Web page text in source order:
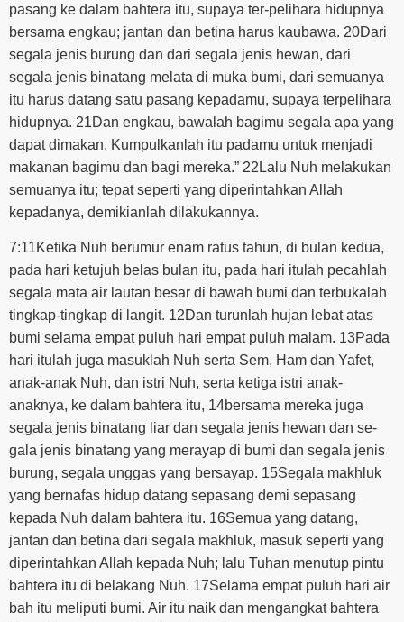
pasang ke dalam bahtera itu, supaya ter-pelihara hidupnya
bersama engkau; jantan dan betina harus kaubawa. 20Dari
segala jenis burung dan dari segala jenis hewan, dari
segala jenis binatang melata di muka bumi, dari semuanya
itu harus datang satu pasang kepadamu, supaya terpelihara
hidupnya. 21Dan engkau, bawalah bagimu segala apa yang
dapat dimakan. Kumpulkanlah itu padamu untuk menjadi
makanan bagimu dan bagi mereka.” 22Lalu Nuh melakukan
semuanya itu; tepat seperti yang diperintahkan Allah
kepadanya, demikianlah dilakukannya.
7:11Ketika Nuh berumur enam ratus tahun, di bulan kedua,
pada hari ketujuh belas bulan itu, pada hari itulah pecahlah
segala mata air lautan besar di bawah bumi dan terbukalah
tingkap-tingkap di langit. 12Dan turunlah hujan lebat atas
bumi selama empat puluh hari empat puluh malam. 13Pada
hari itulah juga masuklah Nuh serta Sem, Ham dan Yafet,
anak-anak Nuh, dan istri Nuh, serta ketiga istri anak-
anaknya, ke dalam bahtera itu, 14bersama mereka juga
segala jenis binatang liar dan segala jenis hewan dan se-
gala jenis binatang yang merayap di bumi dan segala jenis
burung, segala unggas yang bersayap. 15Segala makhluk
yang bernafas hidup datang sepasang demi sepasang
kepada Nuh dalam bahtera itu. 16Semua yang datang,
jantan dan betina dari segala makhluk, masuk seperti yang
diperintahkan Allah kepada Nuh; lalu Tuhan menutup pintu
bahtera itu di belakang Nuh. 17Selama empat puluh hari air
bah itu meliputi bumi. Air itu naik dan mengangkat bahtera